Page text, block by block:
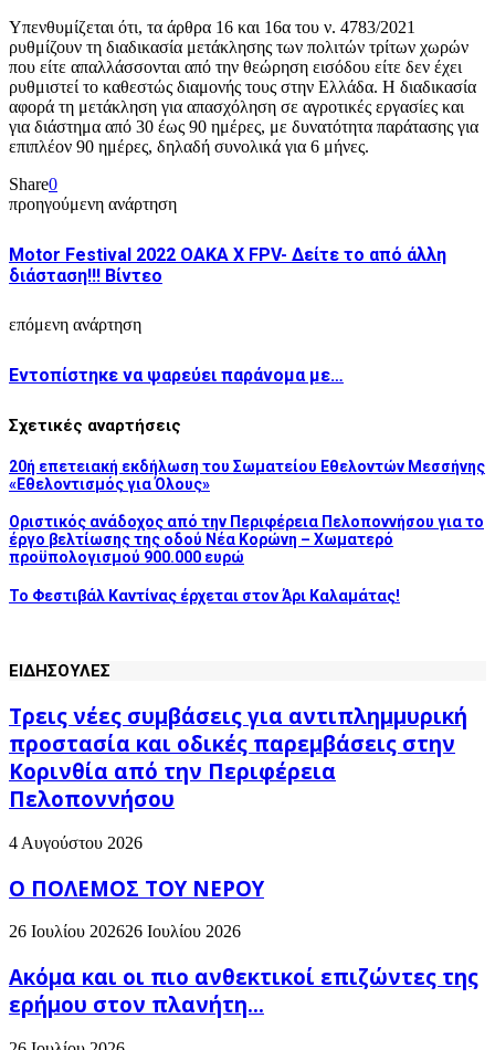
Υπενθυμίζεται ότι, τα άρθρα 16 και 16α του ν. 4783/2021
ρυθμίζουν τη διαδικασία μετάκλησης των πολιτών τρίτων χωρών
που είτε απαλλάσσονται από την θεώρηση εισόδου είτε δεν έχει
ρυθμιστεί το καθεστώς διαμονής τους στην Ελλάδα. Η διαδικασία
αφορά τη μετάκληση για απασχόληση σε αγροτικές εργασίες και
για διάστημα από 30 έως 90 ημέρες, με δυνατότητα παράτασης για
επιπλέον 90 ημέρες, δηλαδή συνολικά για 6 μήνες.
Share0
προηγούμενη ανάρτηση
Motor Festival 2022 OAKA X FPV- Δείτε το από άλλη
διάσταση!!! Βίντεο
επόμενη ανάρτηση
Εντοπίστηκε να ψαρεύει παράνομα με…
Σχετικές αναρτήσεις
20ή επετειακή εκδήλωση του Σωματείου Εθελοντών Μεσσήνης
«Εθελοντισμός για Όλους»
Οριστικός ανάδοχος από την Περιφέρεια Πελοποννήσου για το
έργο βελτίωσης της οδού Νέα Κορώνη – Χωματερό
προϋπολογισμού 900.000 ευρώ
Το Φεστιβάλ Καντίνας έρχεται στον Άρι Καλαμάτας!
ΕΙΔΗΣΟΥΛΕΣ
Τρεις νέες συμβάσεις για αντιπλημμυρική
προστασία και οδικές παρεμβάσεις στην
Κορινθία από την Περιφέρεια
Πελοποννήσου
4 Αυγούστου 2026
Ο ΠΟΛΕΜΟΣ ΤΟΥ ΝΕΡΟΥ
26 Ιουλίου 202626 Ιουλίου 2026
Ακόμα και οι πιο ανθεκτικοί επιζώντες της
ερήμου στον πλανήτη...